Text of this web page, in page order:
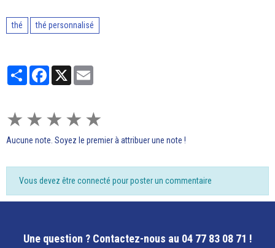
thé thé personnalisé
PartagerFacebook
X
★ ★ ★ ★ ★
Aucune note. Soyez le premier à attribuer une note !
Vous devez être connecté pour poster un commentaire
Une question ? Contactez-nous au 04 77 83 08 71 !